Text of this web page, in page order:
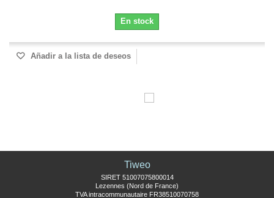
En stock
Añadir a la lista de deseos
Tiweo
SIRET 51007075800014
Lezennes (Nord de France)
TVA intracommunautaire FR38510070758